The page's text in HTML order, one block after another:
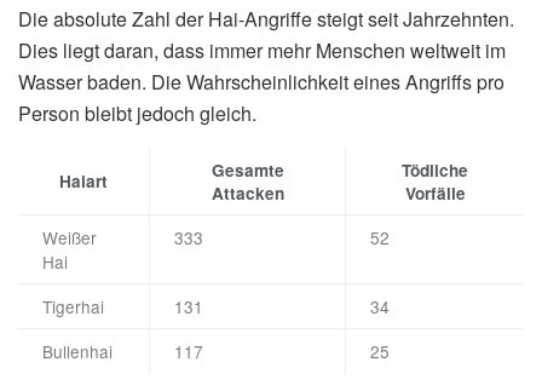
Die absolute Zahl der Hai-Angriffe steigt seit Jahrzehnten.
Dies liegt daran, dass immer mehr Menschen weltweit im
Wasser baden. Die Wahrscheinlichkeit eines Angriffs pro
Person bleibt jedoch gleich.
Haiart
Gesamte
Attacken
Tödliche
Vorfälle
Weißer
Hai
333 52
Tigerhai 131
34
Bullenhai
117 25